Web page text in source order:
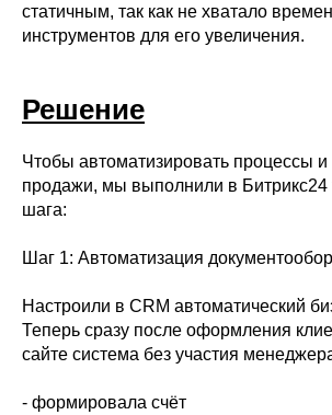
статичным, так как не хватало
инструментов для его увеличения.
Решение
Чтобы автоматизировать процессы
продажи, мы выполнили в Битрикс24
шага:
Шаг 1: Автоматизация
Настроили в CRM автоматический
Теперь сразу после оформления
сайте система без участия
- формировала счёт